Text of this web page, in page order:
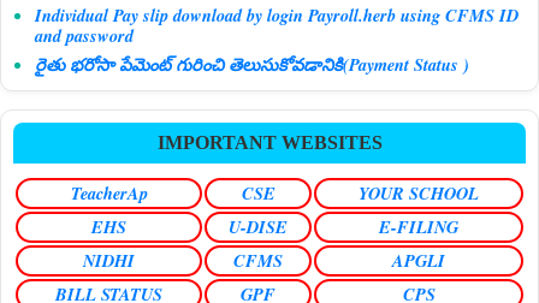
Individual Pay slip download by login Payroll.herb using CFMS ID
and password
రైతు భరోసా పేమెంట్ గురించి తెలుసుకోవడానికి(Payment Status )
IMPORTANT WEBSITES
TeacherAp CSE
YOUR SCHOOL
EHS
U-DISE
E-FILING
NIDHI
CFMS
APGLI
BILL STATUS
GPF CPS